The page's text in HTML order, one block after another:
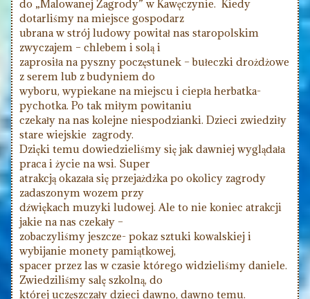
do „Malowanej Zagrody” w Kawęczynie. Kiedy
dotarliśmy na miejsce gospodarz
ubrana w strój ludowy powitał nas staropolskim
zwyczajem – chlebem i solą i
zaprosiła na pyszny poczęstunek – bułeczki drożdżowe
z serem lub z budyniem do
wyboru, wypiekane na miejscu i ciepła herbatka-
pychotka. Po tak miłym powitaniu
czekały na nas kolejne niespodzianki. Dzieci zwiedziły
stare wiejskie zagrody.
Dzięki temu dowiedzieliśmy się jak dawniej wyglądała
praca i życie na wsi. Super
atrakcją okazała się przejażdżka po okolicy zagrody
zadaszonym wozem przy
dźwiękach muzyki ludowej. Ale to nie koniec atrakcji
jakie na nas czekały –
zobaczyliśmy jeszcze- pokaz sztuki kowalskiej i
wybijanie monety pamiątkowej,
spacer przez las w czasie którego widzieliśmy daniele.
Zwiedziliśmy salę szkolną, do
której uczęszczały dzieci dawno, dawno temu.